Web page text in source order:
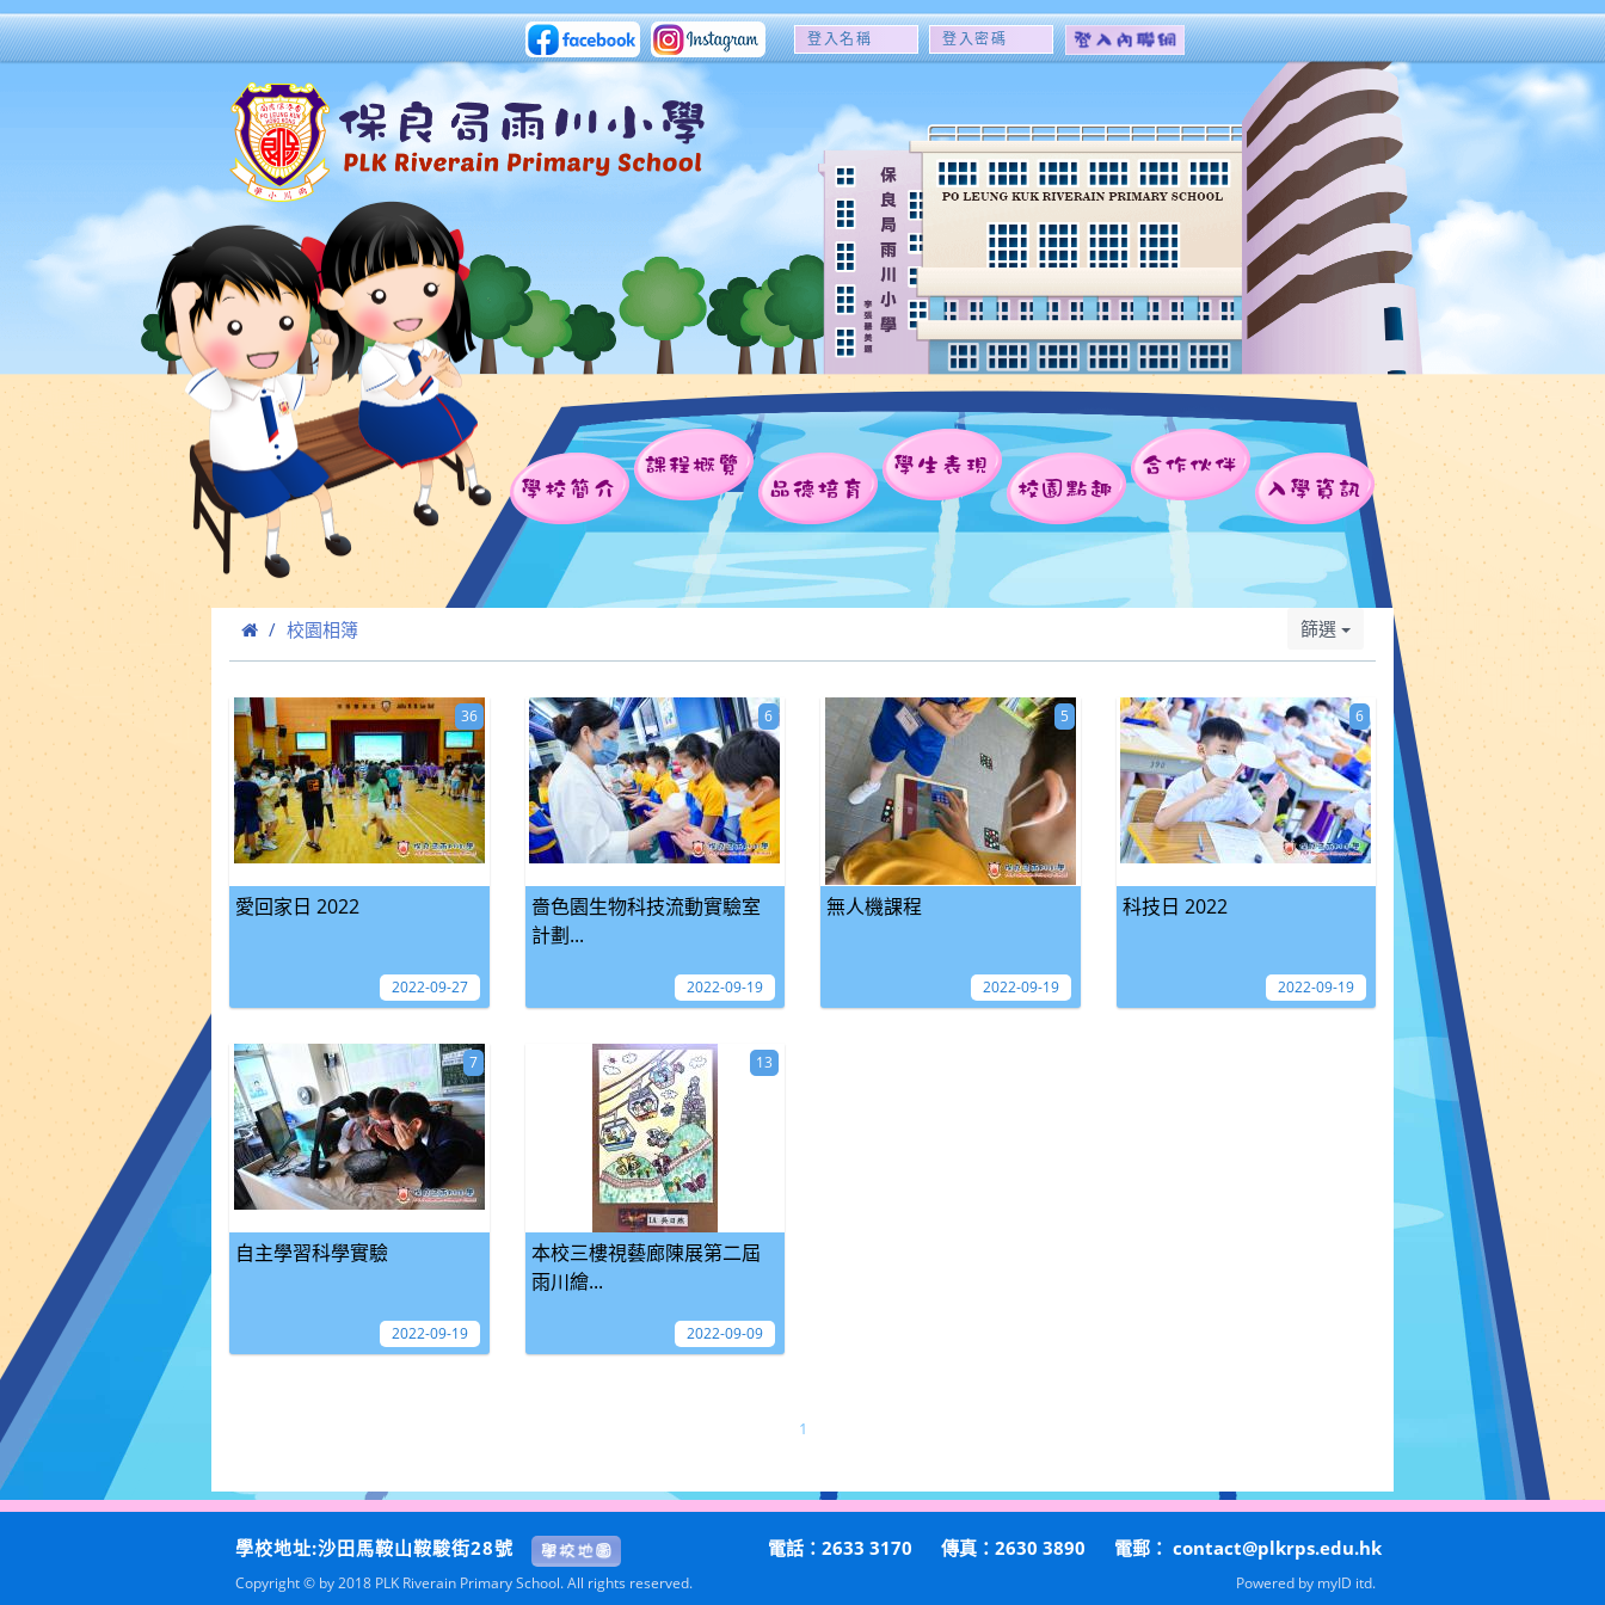
登
名
稱
登
密
碼
學校簡介
課程概覽
品德培育
學生表現
校園點趣
合作伙伴
入學資訊
校園相簿 篩選
愛回家日 2022
36
2022-09-27
嗇色園生物科技流動實驗室
計劃...
6
2022-09-19
無人機課程
5
2022-09-19
科技日 2022
6
2022-09-19
自主學習科學實驗
7
2022-09-19
本校三樓視藝廊陳展第二屆
雨川繪...
13
2022-09-09
1
學校地址:沙田馬鞍山鞍駿街28號 電話：2633 3170 傳真：2630 3890 電郵： contact@plkrps.edu.hk
Copyright © by 2018 PLK Riverain Primary School. All rights reserved. Powered by myID itd.